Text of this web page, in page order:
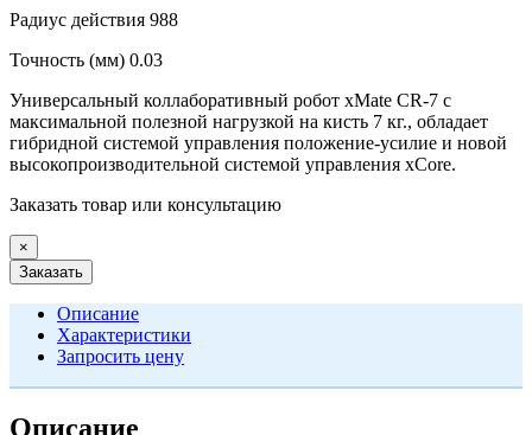
Радиус действия 988
Точность (мм) 0.03
Универсальный коллаборативный робот xMate CR-7 с
максимальной полезной нагрузкой на кисть 7 кг., обладает
гибридной системой управления положение-усилие и новой
высокопроизводительной системой управления xCore.
Заказать товар или консультацию
×
Заказать
Описание
Характеристики
Запросить цену
Описание